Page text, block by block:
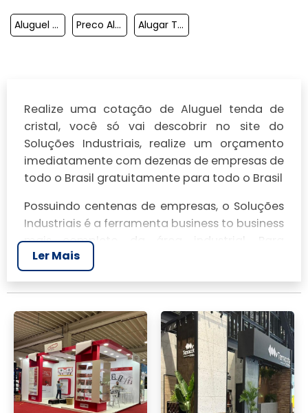
Aluguel Tendas Para Eventos Sp Preco Aluguel Tenda 10x10 Alugar Tendas Para Casamento
Realize uma cotação de Aluguel tenda de
cristal, você só vai descobrir no site do
Soluções Industriais, realize um orçamento
imediatamente com dezenas de empresas de
todo o Brasil gratuitamente para todo o Brasil
Possuindo centenas de empresas, o Soluções
Industriais é a ferramenta business to business
mais completo da área industrial. Para
realizar um orçamento de Aluguel tenda de
cristal, clique em um ou mais dos anuciantes
a seguir:
Ler Mais